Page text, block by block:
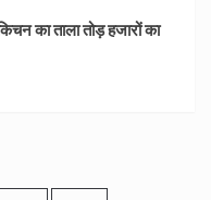
का ताला तोड़ हजारों का